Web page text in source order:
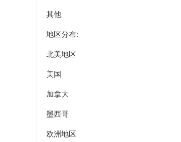
其他
地区分布:
北美地区
美国
加拿大
墨西哥
欧洲地区